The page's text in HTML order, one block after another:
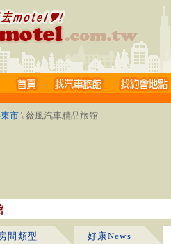
市\ 薇風汽車精品旅館
間類型 好康News